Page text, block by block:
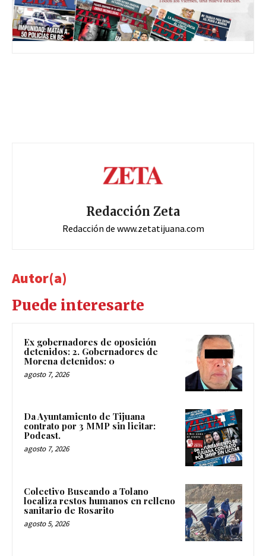
Redacción Zeta
Redacción de www.zetatijuana.com
Autor(a)
Puede interesarte
Ex gobernadores de oposición
detenidos: 2. Gobernadores de
Morena detenidos: 0
agosto 7, 2026
Da Ayuntamiento de Tijuana
contrato por 3 MMP sin licitar:
Podcast.
agosto 7, 2026
Colectivo Buscando a Tolano
localiza restos humanos en relleno
sanitario de Rosarito
agosto 5, 2026